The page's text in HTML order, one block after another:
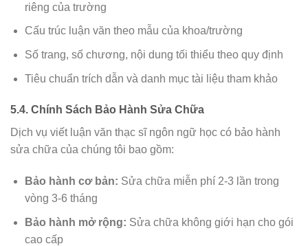
riêng của trường
Cấu trúc luận văn theo mẫu của khoa/trường
Số trang, số chương, nội dung tối thiểu theo quy định
Tiêu chuẩn trích dẫn và danh mục tài liệu tham khảo
5.4. Chính Sách Bảo Hành Sửa Chữa
Dịch vụ viết luận văn thạc sĩ ngôn ngữ học có bảo hành
sửa chữa của chúng tôi bao gồm:
Bảo hành cơ bản: Sửa chữa miễn phí 2-3 lần trong
vòng 3-6 tháng
Bảo hành mở rộng: Sửa chữa không giới hạn cho gói
cao cấp